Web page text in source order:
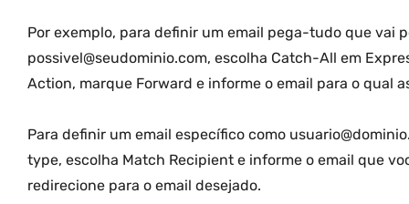
Por exemplo, para definir um email pega-tudo que vai
possivel@seudominio.com, escolha Catch-All em
Action, marque Forward e informe o email para o qual
Para definir um email específico como
type, escolha Match Recipient e informe o email que
redirecione para o email desejado.